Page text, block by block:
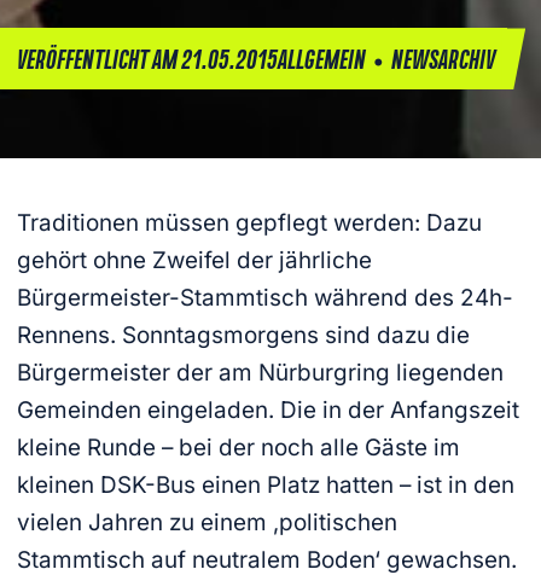
VERÖFFENTLICHT AM 21.05.2015ALLGEMEIN •NEWSARCHIV
Traditionen müssen gepflegt werden: Dazu
gehört ohne Zweifel der jährliche
Bürgermeister-Stammtisch während des 24h-
Rennens. Sonntagsmorgens sind dazu die
Bürgermeister der am Nürburgring liegenden
Gemeinden eingeladen. Die in der Anfangszeit
kleine Runde – bei der noch alle Gäste im
kleinen DSK-Bus einen Platz hatten – ist in den
vielen Jahren zu einem ‚politischen
Stammtisch auf neutralem Boden‘ gewachsen.